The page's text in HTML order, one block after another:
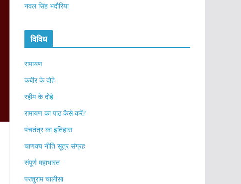
नवल सिंह भदौरिया
विविध
रामायण
कबीर के दोहे
रहीम के दोहे
रामायण का पाठ कैसे करें?
पंचतंत्र का इतिहास
चाणक्य नीति सूत्र संग्रह
संपूर्ण महाभारत
परशुराम चालीसा